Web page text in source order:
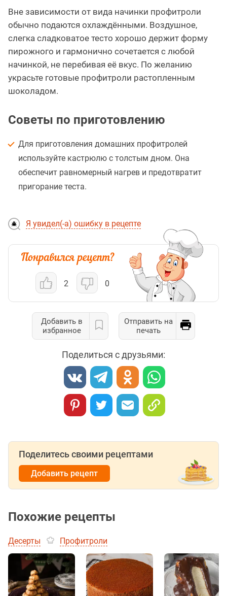
Вне зависимости от вида начинки профитроли
обычно подаются охлаждёнными. Воздушное,
слегка сладковатое тесто хорошо держит форму
пирожного и гармонично сочетается с любой
начинкой, не перебивая её вкус. По желанию
украсьте готовые профитроли растопленным
шоколадом.
Советы по приготовлению
Для приготовления домашних профитролей
используйте кастрюлю с толстым дном. Она
обеспечит равномерный нагрев и предотвратит
пригорание теста.
Я увидел(-а) ошибку в рецепте
2 0
Добавить в
избранное
Отправить на
печать
Поделиться с друзьями:
Поделитесь своими рецептами
Добавить рецепт
Похожие рецепты
Десерты Профитроли